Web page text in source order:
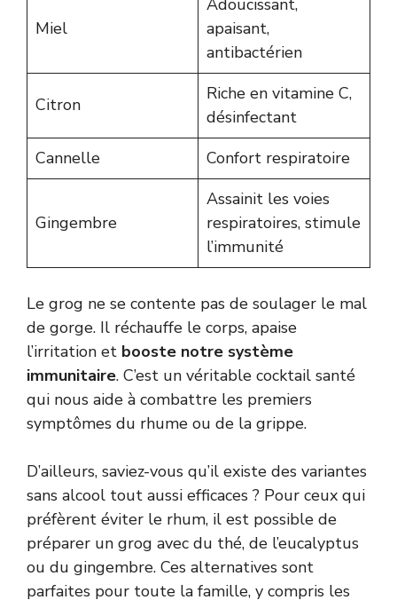
Miel
apaisant,
antibactérien
Citron
Riche en vitamine C,
désinfectant
Cannelle
Confort respiratoire
Gingembre
Assainit les voies
respiratoires, stimule
l’immunité
Le grog ne se contente pas de soulager le mal
de gorge. Il réchauffe le corps, apaise
l’irritation et booste notre système
immunitaire. C’est un véritable cocktail santé
qui nous aide à combattre les premiers
symptômes du rhume ou de la grippe.
D’ailleurs, saviez-vous qu’il existe des variantes
sans alcool tout aussi efficaces ? Pour ceux qui
préfèrent éviter le rhum, il est possible de
préparer un grog avec du thé, de l’eucalyptus
ou du gingembre. Ces alternatives sont
parfaites pour toute la famille, y compris les